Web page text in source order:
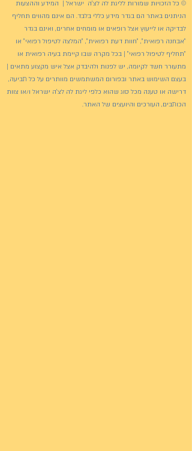
© כל הזכויות שמורות לליגת לה לצ'ה ישראל | המידע וההצעות
הניתנים באתר הם בגדר מידע כללי בלבד. הם אינם מהווים תחליף
לבדיקה או לייעוץ אצל רופאים או מומחים אחרים, ואינם בגדר
"אבחנה רפואית", "חוות דעת רפואית", "המלצה לטיפול רפואי" או
"תחליף לטיפול רפואי" | בכל מקרה שבו קיימת בעיה רפואית או
מתעורר חשד לקיומה, יש לפנות ולהיבדק אצל איש מקצוע מתאים |
בעצם השימוש באתר ובפורום המשתמשים מוותרים על כל תביעה,
דרישה או טענה מכל סוג שהוא כלפי ליגת לה לצ'ה ישראל ו/או צוות
הכותבים, העורכים והיועצים של האתר.